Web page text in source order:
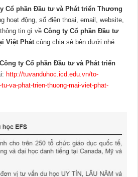
Cổ phần Đầu tư và Phát triển Thương
hoạt động, số điện thoại, email, website,
tin gì vềCông ty Cổ phần Đầu tư
Việt Phátcùng chia sẻ bên dưới nhé.
Công ty Cổ phần Đầu tư và Phát triển
http://tuvanduhoc.icd.edu.vn/to-
va-phat-trien-thuong-mai-viet-phat-